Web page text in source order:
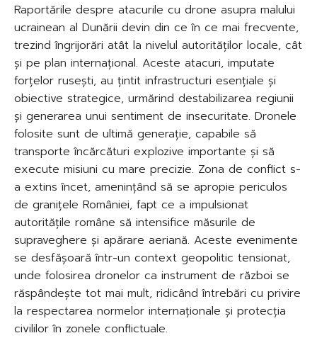
Raportările despre atacurile cu drone asupra malului
ucrainean al Dunării devin din ce în ce mai frecvente,
trezind îngrijorări atât la nivelul autorităților locale, cât
și pe plan internațional. Aceste atacuri, imputate
forțelor rusești, au țintit infrastructuri esențiale și
obiective strategice, urmărind destabilizarea regiunii
și generarea unui sentiment de insecuritate. Dronele
folosite sunt de ultimă generație, capabile să
transporte încărcături explozive importante și să
execute misiuni cu mare precizie. Zona de conflict s-
a extins încet, amenințând să se apropie periculos
de granițele României, fapt ce a impulsionat
autoritățile române să intensifice măsurile de
supraveghere și apărare aeriană. Aceste evenimente
se desfășoară într-un context geopolitic tensionat,
unde folosirea dronelor ca instrument de război se
răspândește tot mai mult, ridicând întrebări cu privire
la respectarea normelor internaționale și protecția
civililor în zonele conflictuale.